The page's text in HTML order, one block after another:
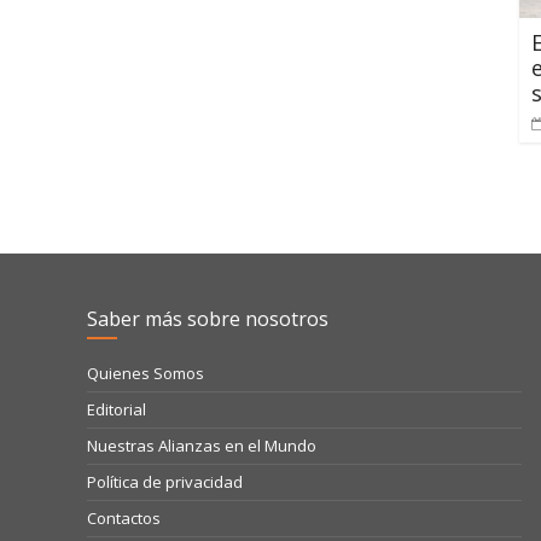
Saber más sobre nosotros
Quienes Somos
Editorial
Nuestras Alianzas en el Mundo
Política de privacidad
Contactos